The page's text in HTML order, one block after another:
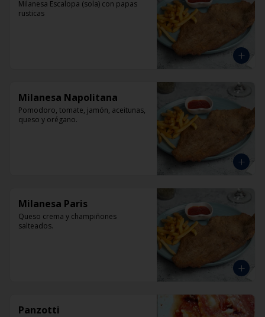
Milanesa Escalopa (sola) con papas
rusticas
Milanesa Napolitana
Pomodoro, tomate, jamón, aceitunas,
queso y orégano.
Milanesa Paris
Queso crema y champiñones
salteados.
Panzotti